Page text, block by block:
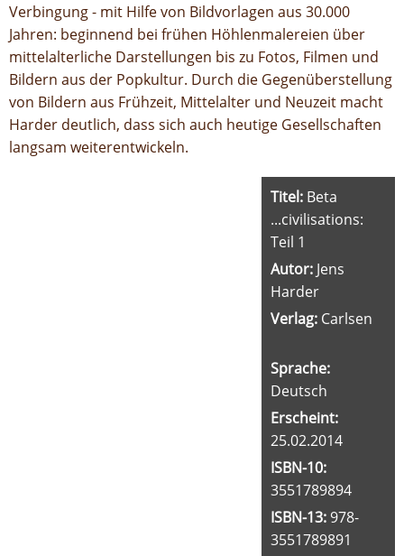
Verbingung - mit Hilfe von Bildvorlagen aus 30.000
Jahren: beginnend bei frühen Höhlenmalereien über
mittelalterliche Darstellungen bis zu Fotos, Filmen und
Bildern aus der Popkultur. Durch die Gegenüberstellung
von Bildern aus Frühzeit, Mittelalter und Neuzeit macht
Harder deutlich, dass sich auch heutige Gesellschaften
langsam weiterentwickeln.
Titel: Beta
...civilisations:
Teil 1
Autor: Jens
Harder
Verlag: Carlsen
Sprache:
Deutsch
Erscheint:
25.02.2014
ISBN-10:
3551789894
ISBN-13: 978-
3551789891